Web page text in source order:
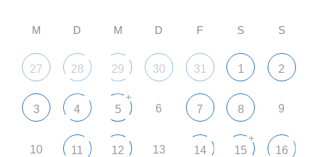
M D M D F S S
27 28 29 30 31 1 2
3 4 5
+
6 7 8 9
10 11 12 13 14 15
+
16